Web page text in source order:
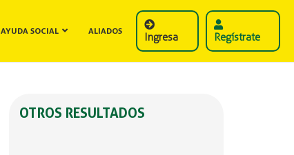
AYUDA SOCIAL ALIADOS Ingresa Regístrate
OTROS RESULTADOS